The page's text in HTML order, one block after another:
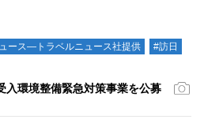
ース―トラベルニュース社提供 #訪日
入環境整備緊急対策事業を公募